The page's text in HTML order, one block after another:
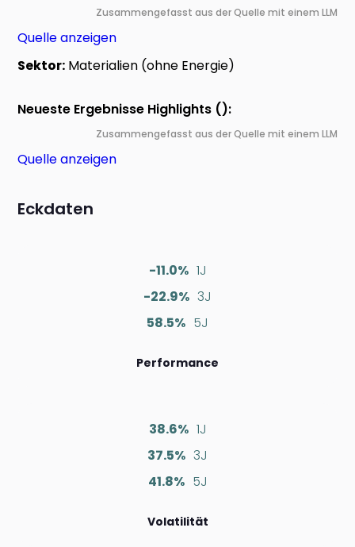
Zusammengefasst aus der Quelle mit einem LLM
Quelle anzeigen
Sektor: Materialien (ohne Energie)
Neueste Ergebnisse Highlights ():
Zusammengefasst aus der Quelle mit einem LLM
Quelle anzeigen
Eckdaten
-11.0% 1J
-22.9% 3J
58.5% 5J
Performance
38.6% 1J
37.5% 3J
41.8% 5J
Volatilität